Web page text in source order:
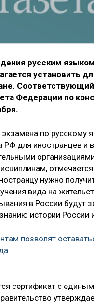
русским
установить
Федерации по
по русскому
РФ для иностранцев
нужно
вида на
в России будут
истории России
позволят
сертификат с